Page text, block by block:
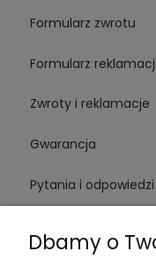
Formularz zwrotu
Formularz reklamacji
Zwroty i reklamacje
Gwarancja
Pytania i odpowiedzi
Dbamy o